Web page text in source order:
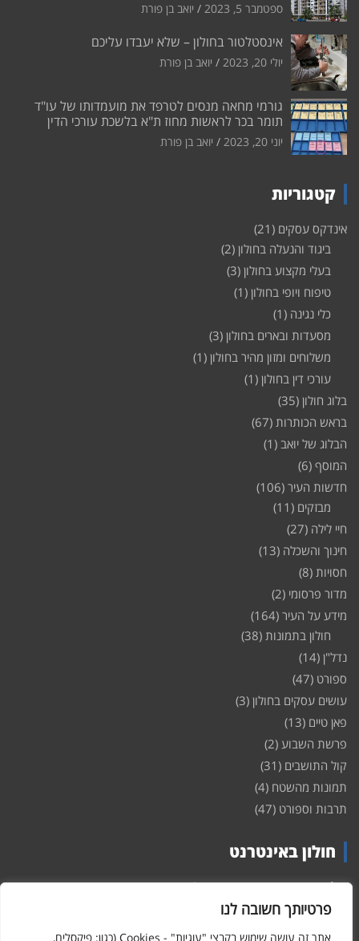
פרטיותך חשובה לנו
אתר זה עושה שימוש בקבצי "עוגיות" - Cookies (כגון: פיקסלים,
ספטמבר 5, 2023 יואב בן פורת
אינסטלטור בחולון – שלא יעבדו עליכם
יולי 20, 2023 יואב בן פורת
גורמי מחאה מנסים לטרפד את מועמדותו של עו"ד
תומר בכר לראשות מחוז ת"א בלשכת עורכי הדין
יוני 20, 2023 יואב בן פורת
קטגוריות
אינדקס עסקים (21)
ביגוד והנעלה בחולון (2)
בעלי מקצוע בחולון (3)
טיפוח ויופי בחולון (1)
כלי נגינה (1)
מסעדות ובארים בחולון (3)
משלוחים ומזון מהיר בחולון (1)
עורכי דין בחולון (1)
בלוג חולון (35)
בראש הכותרות (67)
הבלוג של יואב (1)
המוסף (6)
חדשות העיר (106)
מבזקים (11)
חיי לילה (27)
חינוך והשכלה (13)
חסויות (8)
מדור פרסומי (2)
מידע על העיר (164)
חולון בתמונות (38)
נדל"ן (14)
ספורט (47)
עושים עסקים בחולון (3)
פאן טיים (13)
פרשת השבוע (2)
קול התושבים (31)
תמונות מהשטח (4)
תרבות וספורט (47)
חולון באינטרנט
חולוןבאינטרנט – האתר שמביא לכם עדכונים ומידע מהשטח מהעיר
חולון. במה פתוחה לקול תושבי חולון באינטרנט, מידע על
ופרוייקטים חדשים בעיר, חיי לילה, וכן טורי דעה, עסקים בחולון, ודיונים על
הנעשה בעיר. אתם מוזמנים ומוזמנות להשתתף בדיון ולשלוח לנו כתבות